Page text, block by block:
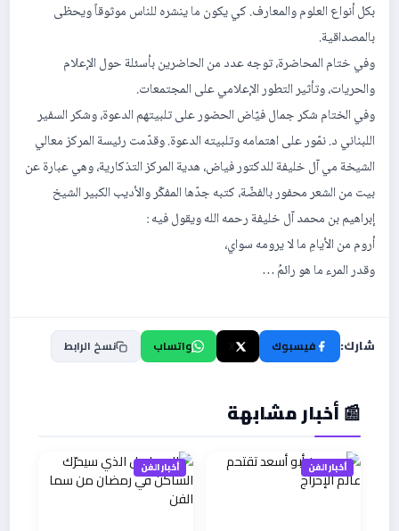
بكل أنواع العلوم والمعارف. كي يكون ما ينشره للناس موثوقاً ويحظى
بالمصداقية.
وفي ختام المحاضرة، توجه عدد من الحاضرين بأسئلة حول الإعلام
والحريات، وتأثير التطور الإعلامي على المجتمعات.
وفي الختام شكر جمال فيّاض الحضور على تلبيتهم الدعوة، وشكر السفير
اللبناني د. نمّور على اهتمامه وتلبيته الدعوة. وقدّمت رئيسة المركز معالي
الشيخة مي آل خليفة للدكتور فياض، هدية المركز التذكارية، وهي عبارة عن
بيت من الشعر محفور بالفضّة، كتبه جدّها المفكّر والأديب الكبير الشيخ
إبراهيم بن محمد آل خليفة رحمه الله ويقول فيه :
أروم من الأيامِ ما لا يرومه سواي،
وقدر المرء ما هو رائمُ …
شارك: فيسبوك واتساب نسخ الرابط
📰 أخبار مشابهة
أخبار الفن أخبار الفن